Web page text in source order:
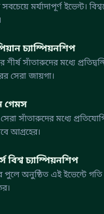
মর্যাদাপূর্ণ ইভেন্ট।
চ্যাম্পিয়নশিপ
সাঁতারুদের মধ্যে
সেরা জায়গা।
গেমস
সাঁতারুদের মধ্যে
আগ্রহের।
বিশ্ব চ্যাম্পিয়নশিপ
পুলে অনুষ্ঠিত এই ইভেন্টে